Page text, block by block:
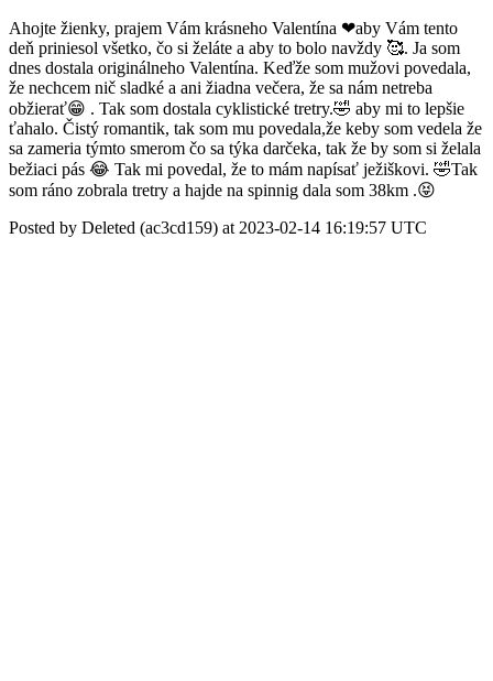
Ahojte žienky, prajem Vám krásneho Valentína ❤aby Vám tento
deň priniesol všetko, čo si želáte a aby to bolo navždy 🥰. Ja som
dnes dostala originálneho Valentína. Keďže som mužovi povedala,
že nechcem nič sladké a ani žiadna večera, že sa nám netreba
obžierať😁 . Tak som dostala cyklistické tretry.🤣 aby mi to lepšie
ťahalo. Čistý romantik, tak som mu povedala,že keby som vedela že
sa zameria týmto smerom čo sa týka darčeka, tak že by som si želala
bežiaci pás 😂 Tak mi povedal, že to mám napísať ježiškovi. 🤣Tak
som ráno zobrala tretry a hajde na spinnig dala som 38km .😝
Posted by Deleted (ac3cd159) at 2023-02-14 16:19:57 UTC